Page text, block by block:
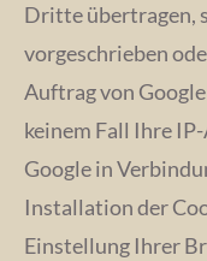
Dritte übertragen,
vorgeschrieben
Auftrag von
keinem Fall Ihre
Google in
Installation der
Einstellung Ihrer